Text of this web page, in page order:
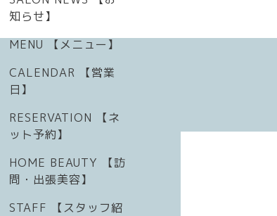
知らせ】
MENU 【メニュー】
CALENDAR 【営業
日】
RESERVATION 【ネ
ット予約】
HOME BEAUTY 【訪
問・出張美容】
STAFF 【スタッフ紹